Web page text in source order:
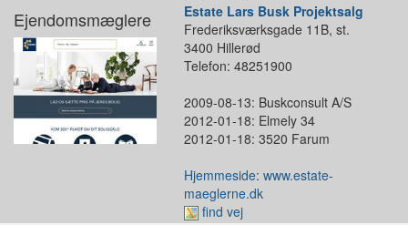
Ejendomsmæglere
Estate Lars Busk Projektsalg
Frederiksværksgade 11B, st.
3400 Hillerød
Telefon: 48251900
2009-08-13: Buskconsult A/S
2012-01-18: Elmely 34
2012-01-18: 3520 Farum
Hjemmeside: www.estate-
maeglerne.dk
find vej